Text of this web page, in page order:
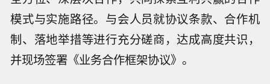
模式与实施路径。与会人员就协议条款、合作机
制、落地举措等进行充分磋商，达成高度共识，
并现场签署《业务合作框架协议》。